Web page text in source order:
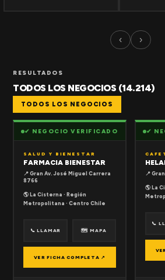
‹ ›
RESULTADOS
TODOS LOS NEGOCIOS (14.214)
TODOS LOS NEGOCIOS
✔ NEGOCIO VERIFICADO
SALUD Y BIENESTAR
FARMACIA BIENESTAR
📍 Gran Av. José Miguel Carrera
8766
🌎 La Cisterna · Región
Metropolitana · Centro Chile
📞 LLAMAR 🗺 MAPA
VER FICHA COMPLETA ↗
✔
📍
🌎 La
📞